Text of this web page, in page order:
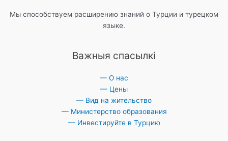
Мы способствуем расширению знаний о Турции и турецком
языке.
Важныя спасылкі
— О нас
— Цены
— Вид на жительство
— Министерство образования
— Инвестируйте в Турцию